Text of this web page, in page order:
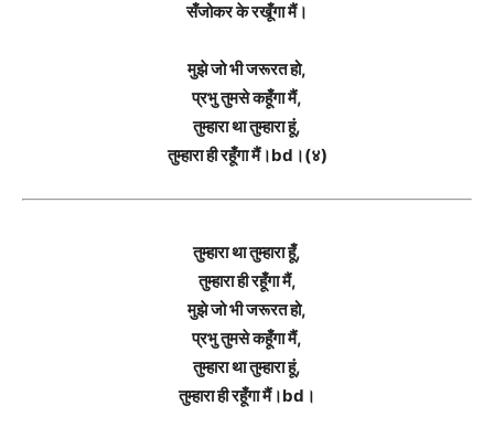
सँजोकर के रखूँगा मैं।
मुझे जो भी जरूरत हो,
प्रभु तुमसे कहूँगा मैं,
तुम्हारा था तुम्हारा हूं,
तुम्हारा ही रहूँगा मैं।bd।(४)
तुम्हारा था तुम्हारा हूँ,
तुम्हारा ही रहूँगा मैं,
मुझे जो भी जरूरत हो,
प्रभु तुमसे कहूँगा मैं,
तुम्हारा था तुम्हारा हूं,
तुम्हारा ही रहूँगा मैं।bd।